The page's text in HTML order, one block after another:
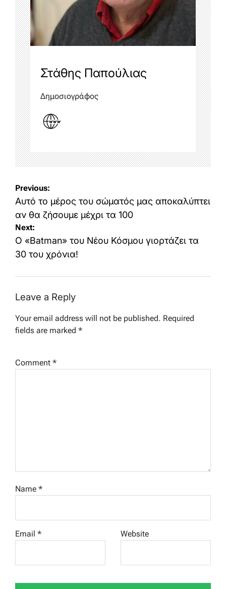
Στάθης Παπούλιας
Δημοσιογράφος
Post
navigation
Previous:
Αυτό το μέρος του σώματός μας αποκαλύπτει
αν θα ζήσουμε μέχρι τα 100
Next:
Ο «Batman» του Νέου Κόσμου γιορτάζει τα
30 του χρόνια!
Leave a Reply
Your email address will not be published. Required
fields are marked *
Comment *
Name *
Email * Website